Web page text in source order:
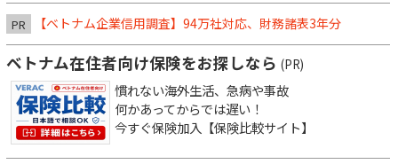
PR 【ベトナム企業信用調査】94万社対応、財務諸表3年分
ベトナム在住者向け保険をお探しなら (PR)
慣れない海外生活、急病や事故
何かあってからでは遅い！
今すぐ保険加入【保険比較サイト】